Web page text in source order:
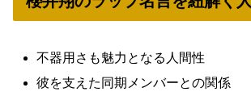
不器用さも魅力となる人間性
彼を支えた同期メンバーとの関係